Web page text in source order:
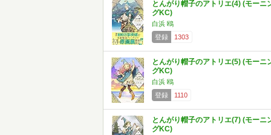
とんがり帽子のアトリエ(4) (モーニ
グKC)
白浜 鴎
登録
1303
とんがり帽子のアトリエ(5) (モーニ
グKC)
白浜 鴎
登録
1110
とんがり帽子のアトリエ(7) (モーニ
グKC)